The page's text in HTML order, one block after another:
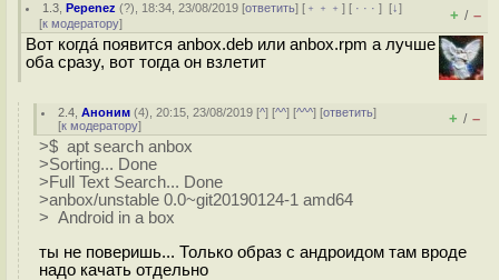
1.3 ,Pepenez (?), 18:34, 23/08/2019 [ответить] [ ﹢﹢﹢] [ · · ·][↓]
[к модератору] + / –
Вот когда́ появится anbox.deb или anbox.rpm а лучше
оба сразу, вот тогда он взлетит
2.4 ,Аноним (4), 20:15, 23/08/2019 [^] [^^] [^^^] [ответить]
[к модератору] + / –
>$ apt search anbox
>Sorting... Done
>Full Text Search... Done
>anbox/unstable 0.0~git20190124-1 amd64
> Android in a box
ты не поверишь... Только образ с андроидом там вроде
надо качать отдельно